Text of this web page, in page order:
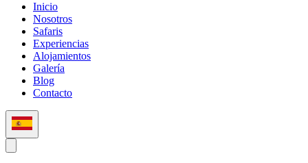
Inicio
Nosotros
Safaris
Experiencias
Alojamientos
Galería
Blog
Contacto